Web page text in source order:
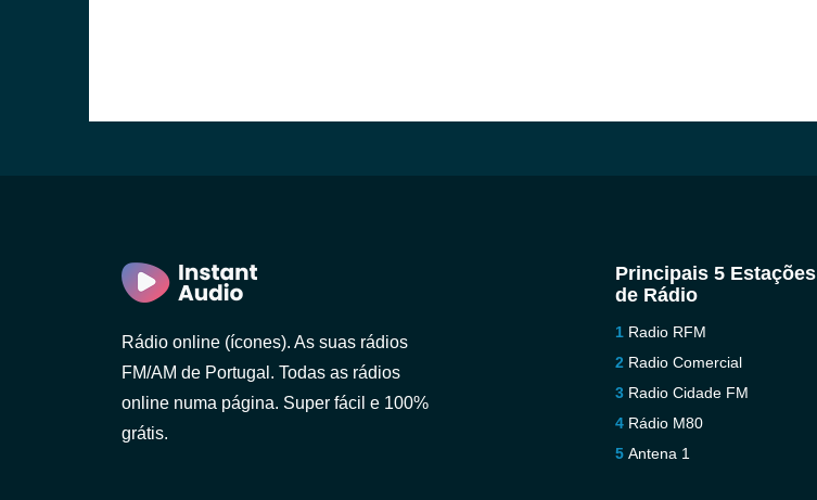
Rádio online (ícones). As suas rádios
FM/AM de Portugal. Todas as rádios
online numa página. Super fácil e 100%
grátis.
Principais 5 Estações
de Rádio
Radio RFM
Radio Comercial
Radio Cidade FM
Rádio M80
Antena 1